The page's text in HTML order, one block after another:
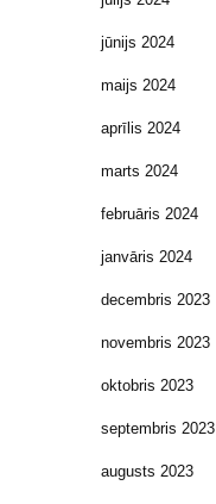
jūnijs 2024
maijs 2024
aprīlis 2024
marts 2024
februāris 2024
janvāris 2024
decembris 2023
novembris 2023
oktobris 2023
septembris 2023
augusts 2023